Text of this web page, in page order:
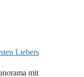
Liebers